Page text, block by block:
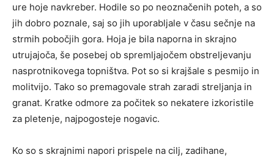
ure hoje navkreber. Hodile so po neoznačenih poteh, a so
jih dobro poznale, saj so jih uporabljale v času sečnje na
strmih pobočjih gora. Hoja je bila naporna in skrajno
utrujajoča, še posebej ob spremljajočem obstreljevanju
nasprotnikovega topništva. Pot so si krajšale s pesmijo in
molitvijo. Tako so premagovale strah zaradi streljanja in
granat. Kratke odmore za počitek so nekatere izkoristile
za pletenje, najpogosteje nogavic.
Ko so s skrajnimi napori prispele na cilj, zadihane,